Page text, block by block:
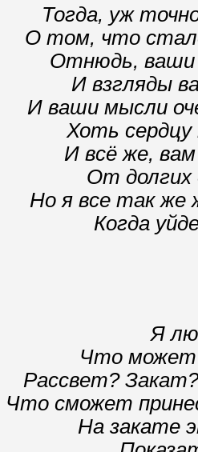
Тогда, уж
О том, что
Отнюдь, ваши
И взгляды
И ваши мысли
Хоть
И всё же, вам
От долгих
Но я все так же
Когда
Я
Что может
Рассвет?
Что сможет
На закате